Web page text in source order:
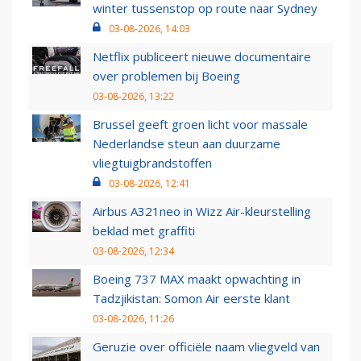
winter tussenstop op route naar Sydney
03-08-2026, 14:03
Netflix publiceert nieuwe documentaire
over problemen bij Boeing
03-08-2026, 13:22
Brussel geeft groen licht voor massale
Nederlandse steun aan duurzame
vliegtuigbrandstoffen
03-08-2026, 12:41
Airbus A321neo in Wizz Air-kleurstelling
beklad met graffiti
03-08-2026, 12:34
Boeing 737 MAX maakt opwachting in
Tadzjikistan: Somon Air eerste klant
03-08-2026, 11:26
Geruzie over officiële naam vliegveld van